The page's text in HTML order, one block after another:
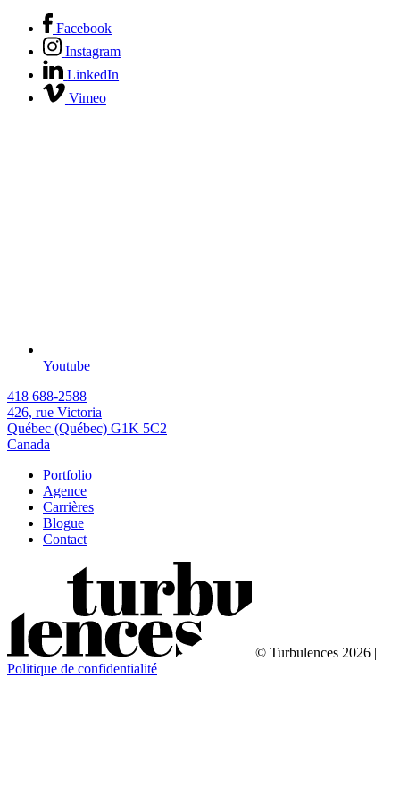
Facebook
Instagram
LinkedIn
Vimeo
Youtube
418 688-2588
426, rue Victoria
Québec (Québec) G1K 5C2
Canada
Portfolio
Agence
Carrières
Blogue
Contact
© Turbulences 2026 |
Politique de confidentialité